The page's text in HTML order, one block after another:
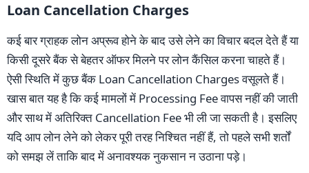
Loan Cancellation Charges
कई बार ग्राहक लोन अप्रूव होने के बाद उसे लेने का विचार बदल देते हैं या
किसी दूसरे बैंक से बेहतर ऑफर मिलने पर लोन कैंसिल करना चाहते हैं।
ऐसी स्थिति में कुछ बैंक Loan Cancellation Charges वसूलते हैं।
खास बात यह है कि कई मामलों में Processing Fee वापस नहीं की जाती
और साथ में अतिरिक्त Cancellation Fee भी ली जा सकती है। इसलिए
यदि आप लोन लेने को लेकर पूरी तरह निश्चित नहीं हैं, तो पहले सभी शर्तों
को समझ लें ताकि बाद में अनावश्यक नुकसान न उठाना पड़े।